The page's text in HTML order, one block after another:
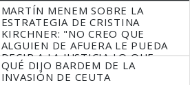
MARTÍN MENEM SOBRE LA
ESTRATEGIA DE CRISTINA
KIRCHNER: "NO CREO QUE
ALGUIEN DE AFUERA LE PUEDA
DECIR A LA JUSTICIA LO QUE
TIENE QUE HACER"
QUÉ DIJO BARDEM DE LA
INVASIÓN DE CEUTA